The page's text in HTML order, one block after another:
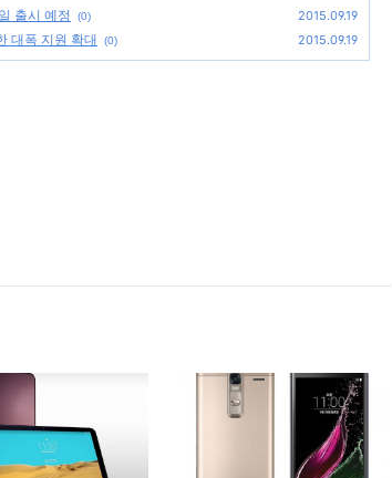
출시 예정 (0) 2015.09.19
대폭 지원 확대 (0) 2015.09.19